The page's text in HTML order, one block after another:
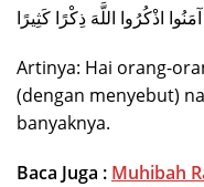
آمَنُوا اذْكُرُوا اللَّهَ ذِكْرًا كَثِيرًا
Artinya: Hai orang-
(dengan menyebut)
banyaknya.
Baca Juga : Muhibah